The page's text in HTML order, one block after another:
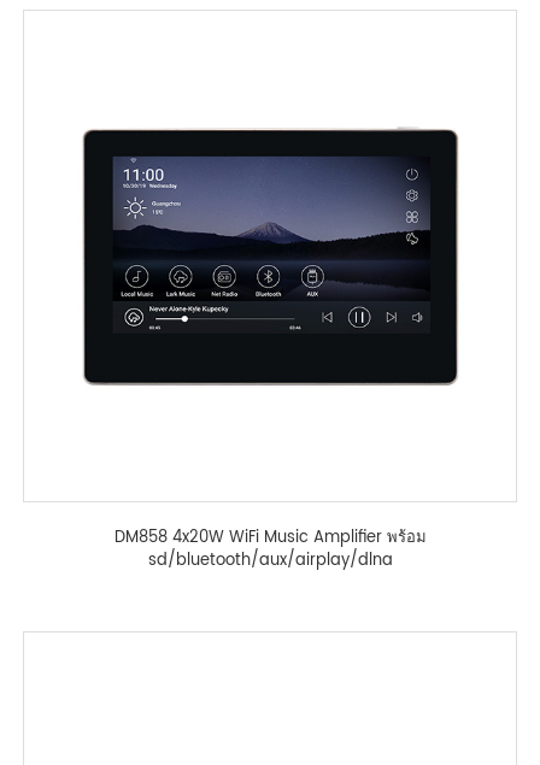
DM858 4x20W WiFi Music Amplifier พร้อม
sd/bluetooth/aux/airplay/dlna